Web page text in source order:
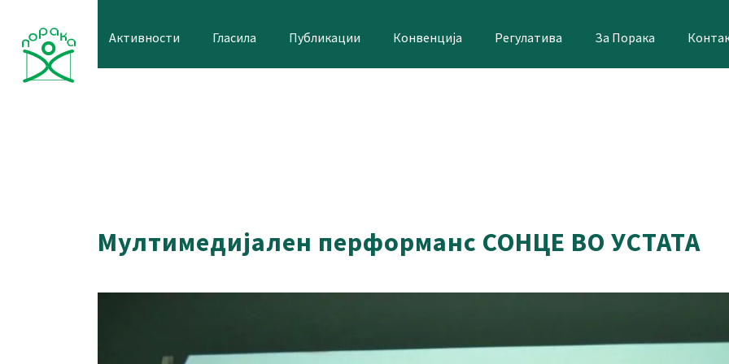
content
Активности Гласила Публикации Конвенција Регулатива За Порака
Мултимедијален перформанс СОНЦЕ ВО УСТАТА